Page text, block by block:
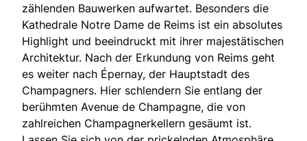
zählenden Bauwerken aufwartet. Besonders die
Kathedrale Notre Dame de Reims ist ein absolutes
Highlight und beeindruckt mit ihrer majestätischen
Architektur. Nach der Erkundung von Reims geht
es weiter nach Épernay, der Hauptstadt des
Champagners. Hier schlendern Sie entlang der
berühmten Avenue de Champagne, die von
zahlreichen Champagnerkellern gesäumt ist.